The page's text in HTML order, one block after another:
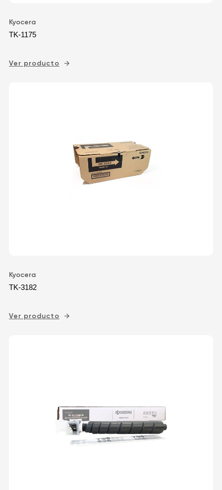
Kyocera
TK-1175
Ver producto
Kyocera
TK-3182
Ver producto